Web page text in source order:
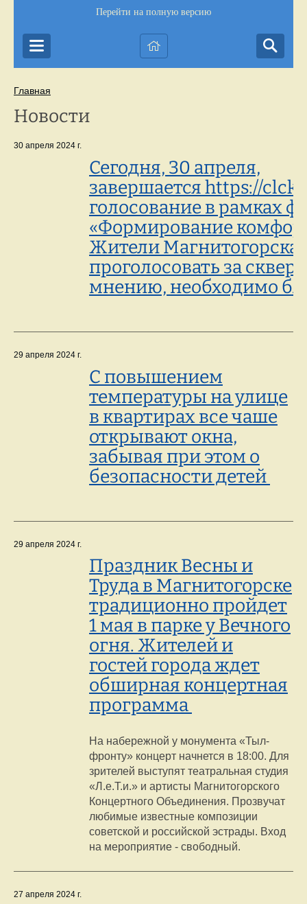
Перейти на полную версию
Главная
Новости
30 апреля 2024 г.
Сегодня, 30 апреля,
завершается https://
голосование в рамках
«Формирование
Жители Магнитогорска
проголосовать за
мнению, необходимо
29 апреля 2024 г.
С повышением
температуры на улице
в квартирах все чаше
открывают окна,
забывая при этом о
безопасности детей
29 апреля 2024 г.
Праздник Весны и
Труда в Магнитогорске
традиционно пройдет
1 мая в парке у Вечного
огня. Жителей и
гостей города ждет
обширная концертная
программа
На набережной у монумента «Тыл-
фронту» концерт начнется в 18:00. Для
зрителей выступят театральная студия
«Л.е.Т.и.» и артисты Магнитогорского
Концертного Объединения. Прозвучат
любимые известные композиции
советской и российской эстрады. Вход
на мероприятие - свободный.
27 апреля 2024 г.